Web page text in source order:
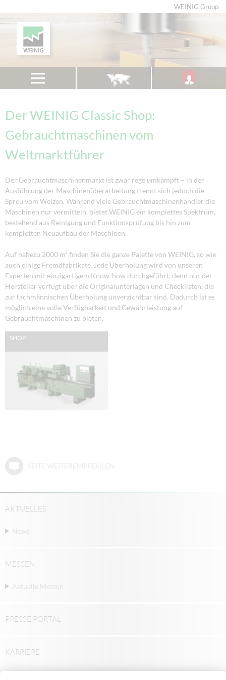
WEINIG Group
Der WEINIG Classic Shop:
Gebrauchtmaschinen vom
Weltmarktführer
Der Gebrauchtmaschinenmarkt ist zwar rege umkämpft – in der
Ausführung der Maschinenüberarbeitung trennt sich jedoch die
Spreu vom Weizen. Während viele Gebrauchtmaschinenhändler die
Maschinen nur vermitteln, bietet WEINIG ein komplettes Spektrum,
bestehend aus Reinigung und Funktionsprüfung bis hin zum
kompletten Neuaufbau der Maschinen.
Auf nahezu 2000 m² finden Sie die ganze Palette von WEINIG, so wie
auch einige Fremdfabrikate. Jede Überholung wird von unseren
Experten mit einzigartigem Know-how durchgeführt, denn nur der
Hersteller verfügt über die Originalunterlagen und Checklisten, die
zur fachmännischen Überholung unverzichtbar sind. Dadurch ist es
möglich eine volle Verfügbarkeit und Gewährleistung auf
Gebrauchtmaschinen zu bieten.
SHOP
AKTUELLES
News
MESSEN
Aktuelle Messen
PRESSE PORTAL
KARRIERE